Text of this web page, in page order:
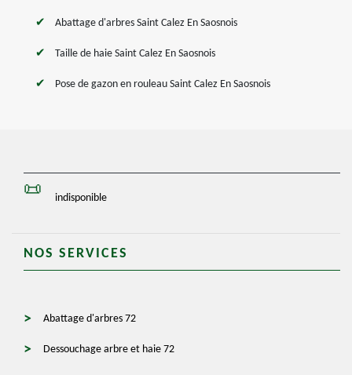
Abattage d'arbres Saint Calez En Saosnois
Taille de haie Saint Calez En Saosnois
Pose de gazon en rouleau Saint Calez En Saosnois
indisponible
NOS SERVICES
Abattage d'arbres 72
Dessouchage arbre et haie 72